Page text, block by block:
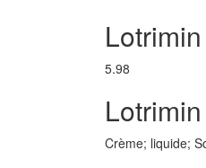
5.98
Crème; liquide;